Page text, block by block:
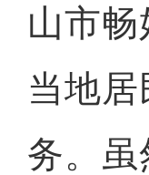
山市
当地
务。